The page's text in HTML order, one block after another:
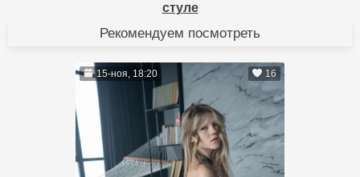
стуле
Рекомендуем посмотреть
15-ноя, 18:20 16